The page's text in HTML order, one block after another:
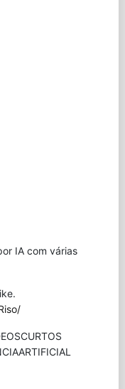
IA com várias